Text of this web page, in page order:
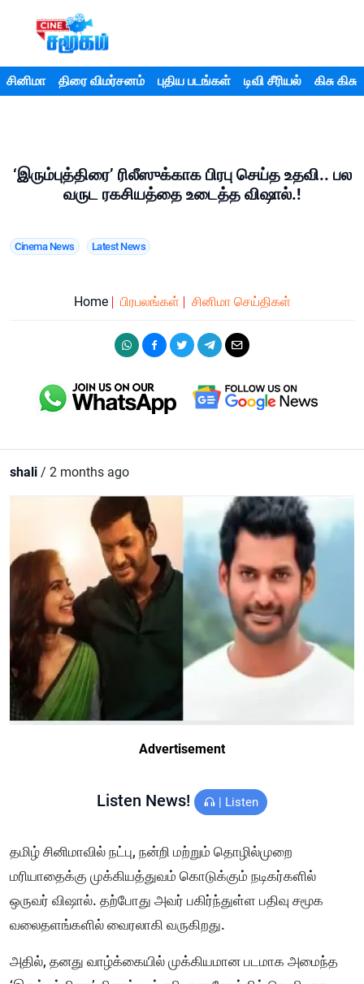
சினிமா திரை விமர்சனம் புதிய படங்கள் டிவி சீரியல் கிசு கிசு
‘இரும்புத்திரை’ ரிலீஸுக்காக பிரபு செய்த உதவி.. பல
வருட ரகசியத்தை உடைத்த விஷால்.!
Cinema News Latest News
Home பிரபலங்கள் சினிமா செய்திகள்
shali / 2 months ago
Advertisement
Listen News! | Listen
தமிழ் சினிமாவில் நட்பு, நன்றி மற்றும் தொழில்முறை
மரியாதைக்கு முக்கியத்துவம் கொடுக்கும் நடிகர்களில்
ஒருவர் விஷால். தற்போது அவர் பகிர்ந்துள்ள பதிவு சமூக
வலைதளங்களில் வைரலாகி வருகிறது.
அதில், தனது வாழ்க்கையில் முக்கியமான படமாக அமைந்த